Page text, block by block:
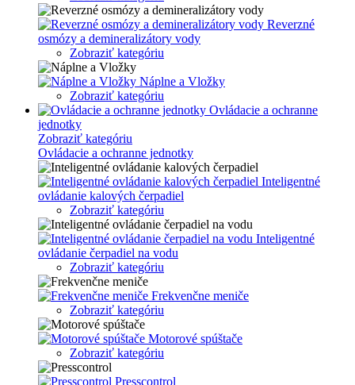
Reverzné
osmózy a demineralizátory vody
Zobraziť kategóriu
Náplne a Vložky
Zobraziť kategóriu
Ovládacie a ochranne
jednotky
Zobraziť kategóriu
Ovládacie a ochranne jednotky
Inteligentné
ovládanie kalových čerpadiel
Zobraziť kategóriu
Inteligentné
ovládanie čerpadiel na vodu
Zobraziť kategóriu
Frekvenčne meniče
Zobraziť kategóriu
Motorové spúštače
Zobraziť kategóriu
Presscontrol